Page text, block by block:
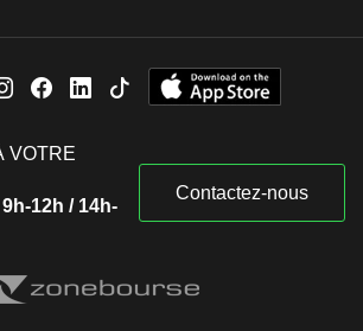
VOTRE
12h / 14h-
Contactez-nous